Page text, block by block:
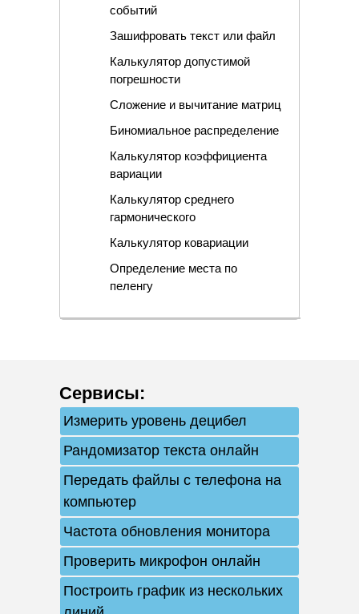
событий
Зашифровать текст или файл
Калькулятор допустимой
погрешности
Сложение и вычитание матриц
Биномиальное распределение
Калькулятор коэффициента
вариации
Калькулятор среднего
гармонического
Калькулятор ковариации
Определение места по
пеленгу
Сервисы:
Измерить уровень децибел
Рандомизатор текста онлайн
Передать файлы с телефона на
компьютер
Частота обновления монитора
Проверить микрофон онлайн
Построить график из нескольких